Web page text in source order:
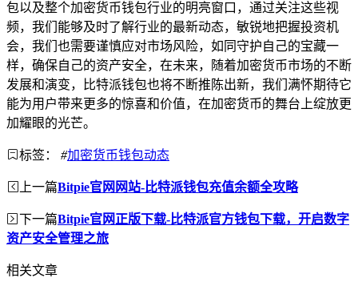
包以及整个加密货币钱包行业的明亮窗口，通过关注这些视
频，我们能够及时了解行业的最新动态，敏锐地把握投资机
会，我们也需要谨慎应对市场风险，如同守护自己的宝藏一
样，确保自己的资产安全，在未来，随着加密货币市场的不断
发展和演变，比特派钱包也将不断推陈出新，我们满怀期待它
能为用户带来更多的惊喜和价值，在加密货币的舞台上绽放更
加耀眼的光芒。
标签： #加密货币钱包动态
上一篇Bitpie官网网站-比特派钱包充值余额全攻略
下一篇Bitpie官网正版下载-比特派官方钱包下载，开启数字
资产安全管理之旅
相关文章